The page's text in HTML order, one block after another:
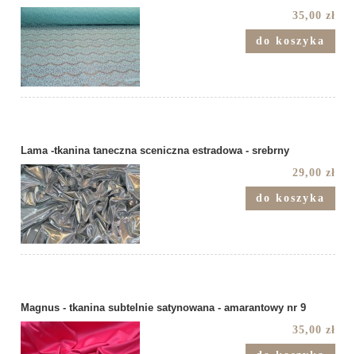
35,00 zł
do koszyka
Lama -tkanina taneczna sceniczna estradowa - srebrny
29,00 zł
do koszyka
Magnus - tkanina subtelnie satynowana - amarantowy nr 9
35,00 zł